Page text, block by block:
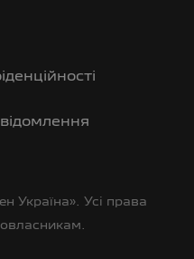
Україна». Усі права